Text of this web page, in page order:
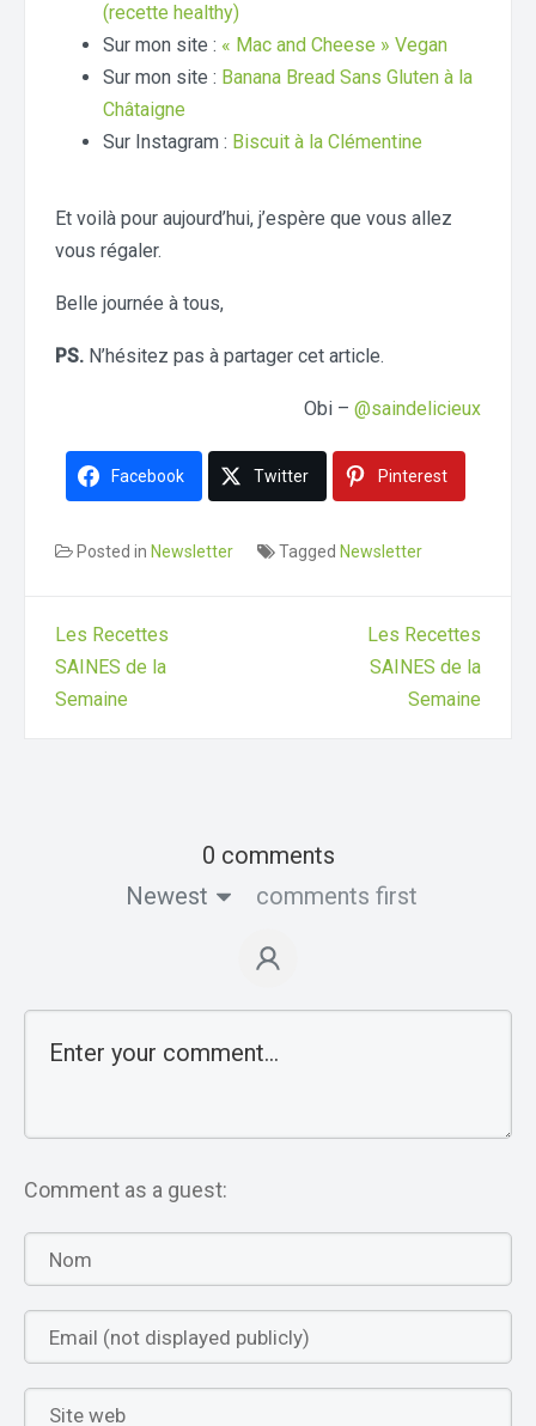
(recette healthy)
Sur mon site : « Mac and Cheese » Vegan
Sur mon site : Banana Bread Sans Gluten à la
Châtaigne
Sur Instagram : Biscuit à la Clémentine
Et voilà pour aujourd’hui, j’espère que vous allez
vous régaler.
Belle journée à tous,
PS. N’hésitez pas à partager cet article.
Obi – @saindelicieux
Facebook Twitter Pinterest
Posted in Newsletter Tagged Newsletter
Les Recettes
SAINES de la
Semaine
Les Recettes
SAINES de la
Semaine
0 comments
Newest
comments first
Comment as a guest: